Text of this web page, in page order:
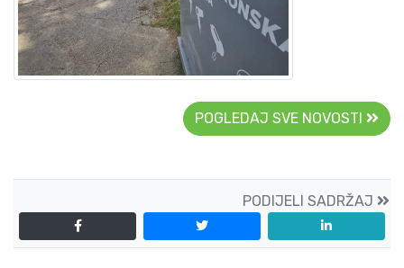
POGLEDAJ SVE NOVOSTI
PODIJELI SADRŽAJ